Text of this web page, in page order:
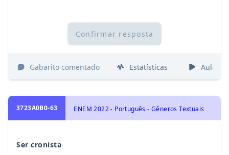
Confirmar resposta
Gabarito comentado Estatísticas Aulas
3723A0B0-63 ENEM 2022 - Português - Gêneros Textuais
Ser cronista